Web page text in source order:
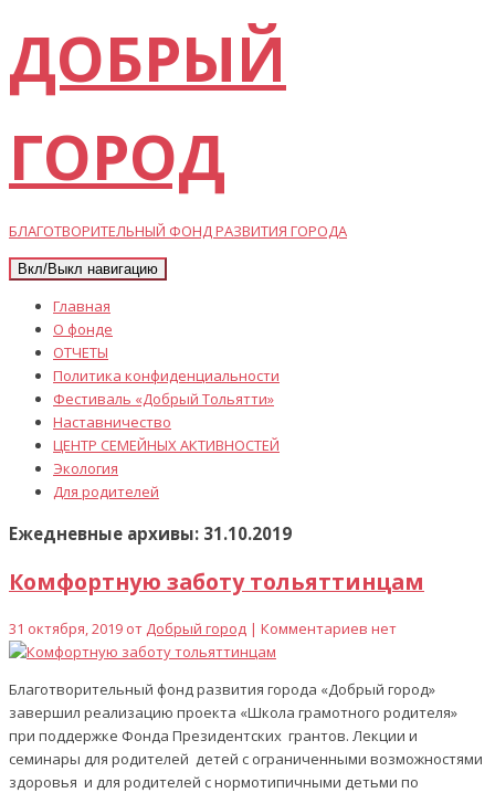
ДОБРЫЙ
ГОРОД
БЛАГОТВОРИТЕЛЬНЫЙ ФОНД РАЗВИТИЯ ГОРОДА
Вкл/Выкл навигацию
Главная
О фонде
ОТЧЕТЫ
Политика конфиденциальности
Фестиваль «Добрый Тольятти»
Наставничество
ЦЕНТР СЕМЕЙНЫХ АКТИВНОСТЕЙ
Экология
Для родителей
Ежедневные архивы: 31.10.2019
Комфортную заботу тольяттинцам
31 октября, 2019 от Добрый город | Комментариев нет
Благотворительный фонд развития города «Добрый город»
завершил реализацию проекта «Школа грамотного родителя»
при поддержке Фонда Президентских грантов. Лекции и
семинары для родителей детей с ограниченными возможностями
здоровья и для родителей с нормотипичными детьми по